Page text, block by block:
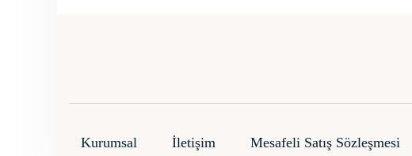
Kurumsal İletişim Mesafeli Satış Sözleşmesi